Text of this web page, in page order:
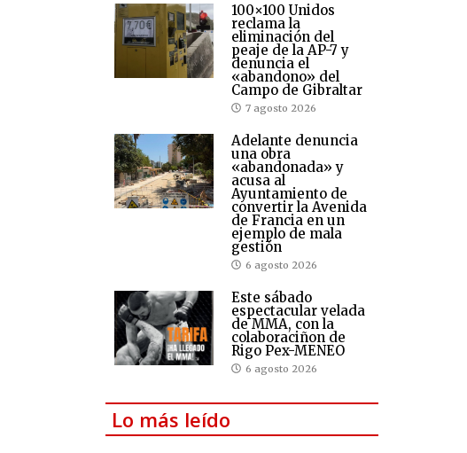
100×100 Unidos
reclama la
eliminación del
peaje de la AP-7 y
denuncia el
«abandono» del
Campo de Gibraltar
7 agosto 2026
Adelante denuncia
una obra
«abandonada» y
acusa al
Ayuntamiento de
convertir la Avenida
de Francia en un
ejemplo de mala
gestión
6 agosto 2026
Este sábado
espectacular velada
de MMA, con la
colaboraciñon de
Rigo Pex-MENEO
6 agosto 2026
Lo más leído